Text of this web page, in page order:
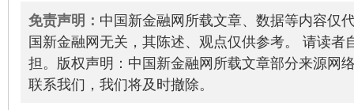
12-28
免责声明： 中国新金融网所载文章、数据等内容仅
国新金融网无关，其陈述、观点仅供参考。 请读者
担。版权声明：中国新金融网所载文章部分来源网
联系我们，我们将及时撤除。